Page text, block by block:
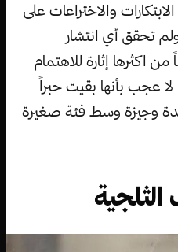
والاختراعات على
تحقق أي انتشار
اكثرها إثارة للاهتمام
لا عجب بأنها بقيت حبراً
وجيزة وسط فئة صغيرة